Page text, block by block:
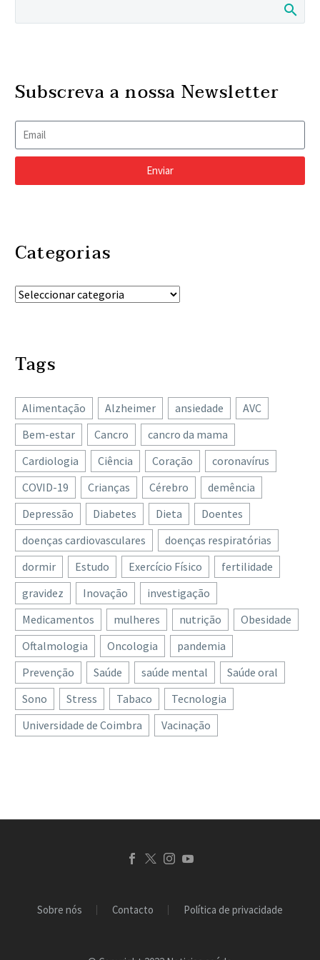
Subscreva a nossa Newsletter
Enviar
Categorias
Tags
Alimentação Alzheimer ansiedade
AVC
Bem-estar
Cancro
cancro da mama
Cardiologia
Ciência Coração
coronavírus
COVID-19
Crianças Cérebro
demência
Depressão
Diabetes Dieta
Doentes
doenças cardiovasculares
doenças respiratórias
dormir
Estudo Exercício Físico
fertilidade
gravidez
Inovação
investigação
Medicamentos
mulheres nutrição
Obesidade
Oftalmologia
Oncologia
pandemia
Prevenção
Saúde saúde mental
Saúde oral
Sono
Stress Tabaco
Tecnologia
Universidade de Coimbra
Vacinação
Sobre nós Contacto Política de privacidade